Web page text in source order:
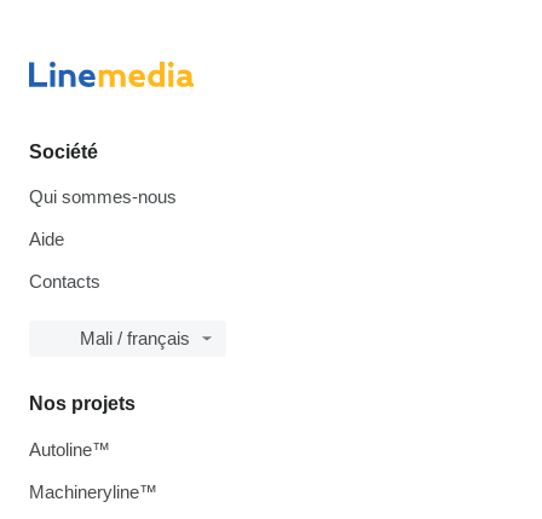
Société
Qui sommes-nous
Aide
Contacts
Mali / français
Nos projets
Autoline™
Machineryline™